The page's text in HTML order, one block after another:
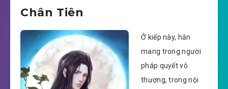
Chân Tiên
Ở kiếp này, hắn
mang trong người
pháp quyết vô
thượng, trong nội